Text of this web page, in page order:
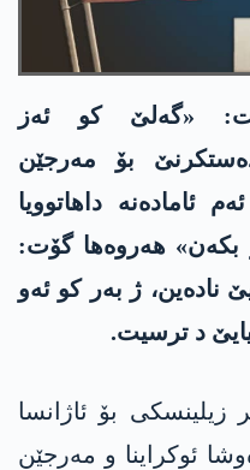
«گەلێ کو ئەز
بۆ مەرجێن
ئامادەنە داهاتوویا
بکه‌ن» هه‌روه‌ها گۆت:
ناده‌ین، ژ به‌ر كو ئه‌و
د ترسیت.
زیلینسکی بۆ ئاژانسا
ئوکراینا و مەرجێن